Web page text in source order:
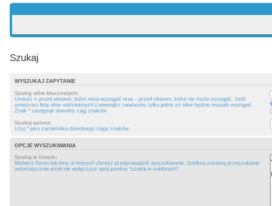
Szukaj
WYSZUKAJ ZAPYTANIE
Szukaj słów kluczowych:
Umieść + przed słowem, które musi wystąpić oraz - przed słowem, które nie może wystąpić. Jeśli
umieścisz listę słów oddzielonych | wewnątrz nawiasów, tylko jedno ze słów będzie musiało wystąpić.
Znak * zastępuje dowolny ciąg znaków.
Szukaj autora:
Użyj * jako zamiennika dowolnego ciągu znaków.
OPCJE WYSZUKIWANIA
Szukaj w forach:
Wybierz forum lub fora, w których chcesz przeprowadzić wyszukiwanie. Subfora zostaną przeszukanie
automatycznie jeżeli nie wyłączysz opcji poniżej “szukaj w subforach“.